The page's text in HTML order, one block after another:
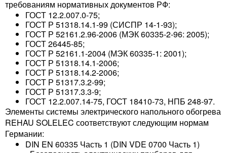
требованиям нормативных документов РФ:
ГОСТ 12.2.007.0-75;
ГОСТ Р 51318.14.1-99 (СИСПР 14-1-93);
ГОСТ Р 52161.2.96-2006 (МЭК 60335-2-96: 2005);
ГОСТ 26445-85;
ГОСТ Р 52161.1-2004 (МЭК 60335-1: 2001);
ГОСТ Р 51318.14.1-2006;
ГОСТ Р 51318.14.2-2006;
ГОСТ Р 51317.3.2-99;
ГОСТ Р 51317.3.3-9;
ГОСТ 12.2.007.14-75, ГОСТ 18410-73, НПБ 248-97.
Элементы системы электрического напольного обогрева
REHAU SOLELEC соответствуют следующим нормам
Германии:
DIN EN 60335 Часть 1 (DIN VDE 0700 Часть 1)